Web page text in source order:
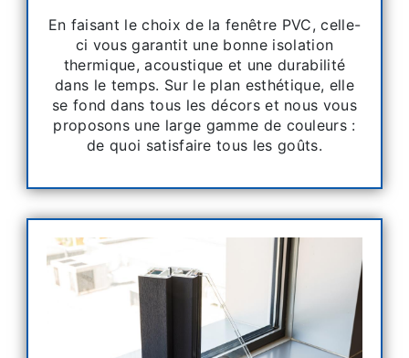
En faisant le choix de la fenêtre PVC, celle-
ci vous garantit une bonne isolation
thermique, acoustique et une durabilité
dans le temps. Sur le plan esthétique, elle
se fond dans tous les décors et nous vous
proposons une large gamme de couleurs :
de quoi satisfaire tous les goûts.